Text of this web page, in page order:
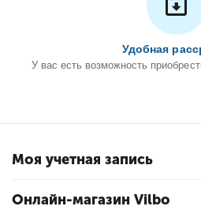
Удобная
У вас есть возможность
Моя учетная запись
Онлайн-магазин Vilbo